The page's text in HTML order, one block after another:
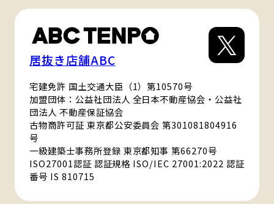
居抜き店舗ABC
宅建免許 国土交通大臣（1）第10570号
加盟団体：公益社団法人 全日本不動産協会・公益社
団法人 不動産保証協会
古物商許可証 東京都公安委員会 第301081804916
号
一級建築士事務所登録 東京都知事 第66270号
ISO27001認証 認証規格 ISO/IEC 27001:2022 認証
番号 IS 810715